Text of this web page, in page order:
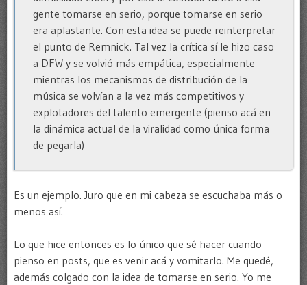
gente tomarse en serio, porque tomarse en serio
era aplastante. Con esta idea se puede reinterpretar
el punto de Remnick. Tal vez la crítica sí le hizo caso
a DFW y se volvió más empática, especialmente
mientras los mecanismos de distribución de la
música se volvían a la vez más competitivos y
explotadores del talento emergente (pienso acá en
la dinámica actual de la viralidad como única forma
de pegarla)
Es un ejemplo. Juro que en mi cabeza se escuchaba más o
menos así.
Lo que hice entonces es lo único que sé hacer cuando
pienso en posts, que es venir acá y vomitarlo. Me quedé,
además colgado con la idea de tomarse en serio. Yo me